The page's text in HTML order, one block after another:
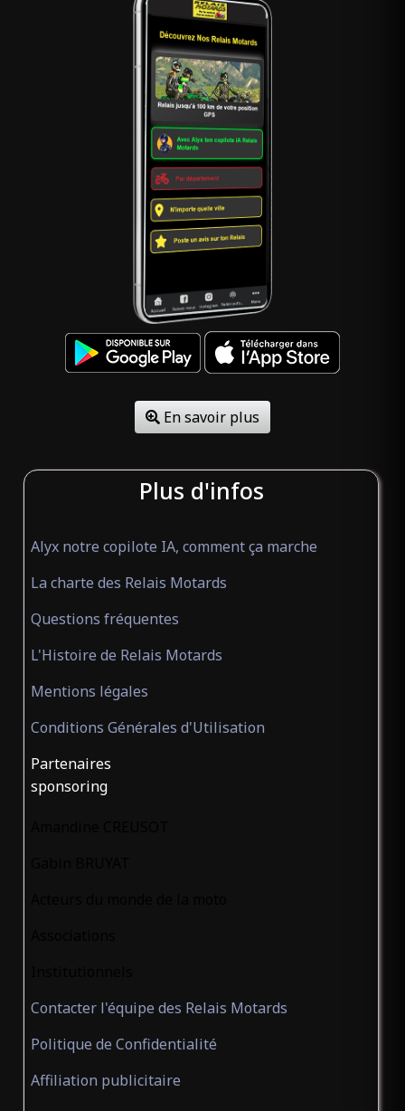
En savoir plus
Plus d'infos
Alyx notre copilote IA, comment ça marche
La charte des Relais Motards
Questions fréquentes
L'Histoire de Relais Motards
Mentions légales
Conditions Générales d'Utilisation
Partenaires
sponsoring
Contacter l'équipe des Relais Motards
Politique de Confidentialité
Affiliation publicitaire